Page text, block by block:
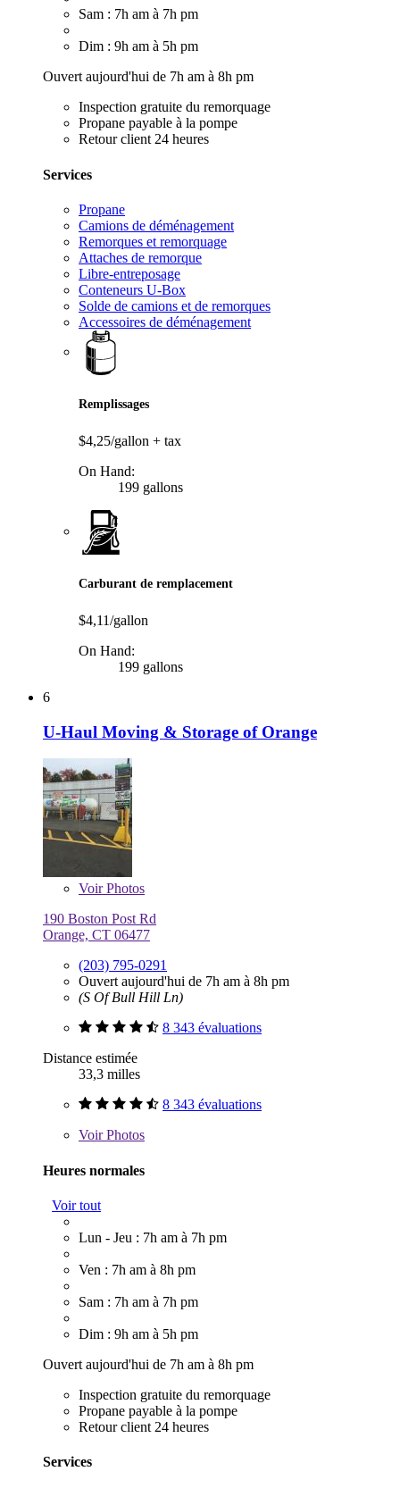
Sam : 7h am à 7h pm
Dim : 9h am à 5h pm
Ouvert aujourd'hui de 7h am à 8h pm
Inspection gratuite du remorquage
Propane payable à la pompe
Retour client 24 heures
Services
Propane
Camions de déménagement
Remorques et remorquage
Attaches de remorque
Libre-entreposage
Conteneurs U-Box
Solde de camions et de remorques
Accessoires de déménagement
Remplissages
$4,25/gallon + tax
On Hand:
199 gallons
Carburant de remplacement
$4,11/gallon
On Hand:
199 gallons
6
U-Haul Moving & Storage of Orange
VoirPhotos
190 Boston Post Rd
Orange, CT 06477
(203) 795-0291
Ouvert aujourd'hui de 7h am à 8h pm
(S Of Bull Hill Ln)
8 343 évaluations
Distance estimée
33,3 milles
8 343 évaluations
VoirPhotos
Heures normales
Voir tout
Lun - Jeu : 7h am à 7h pm
Ven : 7h am à 8h pm
Sam : 7h am à 7h pm
Dim : 9h am à 5h pm
Ouvert aujourd'hui de 7h am à 8h pm
Inspection gratuite du remorquage
Propane payable à la pompe
Retour client 24 heures
Services